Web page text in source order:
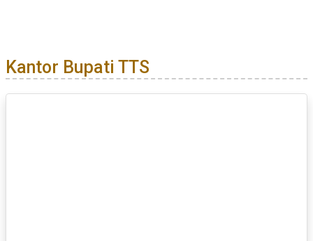
Kantor Bupati TTS